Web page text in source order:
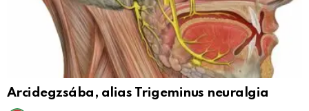
Arcidegzsába, alias Trigeminus neuralgia